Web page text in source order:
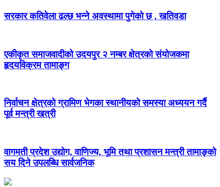
सरकार कतिवेला ढल्छ भन्ने अवस्थामा पुगेको छ , खतिवडा
एकीकृत समाजवादीको उदयपुर २ नम्बर क्षेत्रको संयोजकमा
हृदयविक्रम तामाङ्ग
निर्वाचन क्षेत्रको ग्रामिण भेगका स्थानीयको समस्या अध्ययन गर्दै
पूर्व मन्त्री खत्री
वागमती प्रदेश उद्योग, वाणिज्य, भूमि तथा प्रशासन मन्त्री तामाङ्को
सय दिने उपलब्धि सार्वजनिक